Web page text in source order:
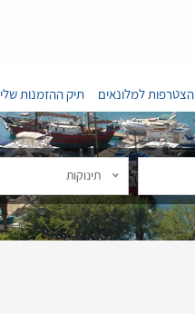
הצטרפות למלונאים תיק ההזמנות שלי
תינוקות